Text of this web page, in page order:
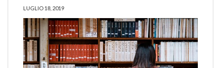
LUGLIO 18, 2019